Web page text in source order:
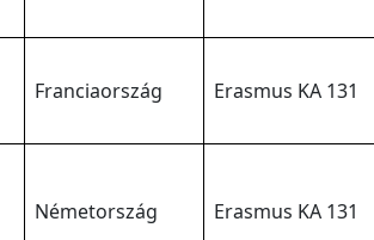
Franciaország Erasmus KA 131
Németország Erasmus KA 131